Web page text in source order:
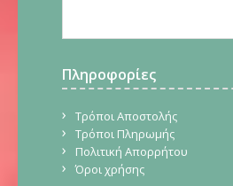
Πληροφορίες
Τρόποι Αποστολής
Τρόποι Πληρωμής
Πολιτική Απορρήτου
Όροι χρήσης